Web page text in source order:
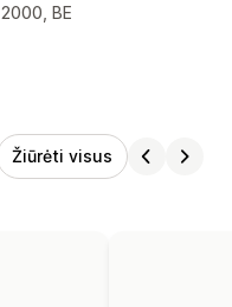
BE
Žiūrėti visus